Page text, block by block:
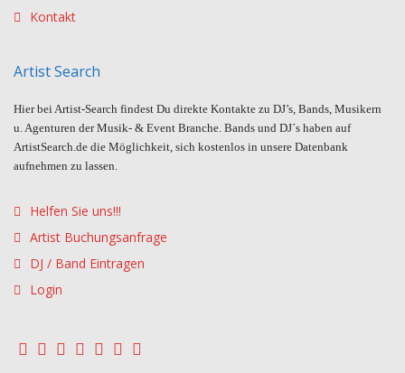
Kontakt
Artist Search
Hier bei Artist-Search findest Du direkte Kontakte zu DJ’s, Bands, Musikern
u. Agenturen der Musik- & Event Branche. Bands und DJ´s haben auf
ArtistSearch.de die Möglichkeit, sich kostenlos in unsere Datenbank
aufnehmen zu lassen.
Helfen Sie uns!!!
Artist Buchungsanfrage
DJ / Band Eintragen
Login